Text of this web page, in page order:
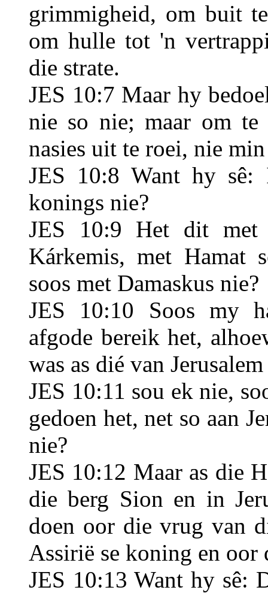
grimmigheid, om buit
om hulle tot 'n
die strate.
JES 10:7 Maar hy
nie so nie; maar om
nasies uit te roei, nie
JES 10:8 Want hy sê:
konings nie?
JES 10:9 Het dit met
Kárkemis, met Hamat
soos met Damaskus nie?
JES 10:10 Soos my
afgode bereik het,
was as dié van
JES 10:11 sou ek nie,
gedoen het, net so aan
nie?
JES 10:12 Maar as die
die berg Sion en in
doen oor die vrug van
Assirië se koning en oor
JES 10:13 Want hy sê: